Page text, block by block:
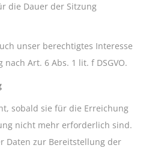
die Dauer der Sitzung
unser berechtigtes Interesse
Art. 6 Abs. 1 lit. f DSGVO.
sobald sie für die Erreichung
nicht mehr erforderlich sind.
Daten zur Bereitstellung der